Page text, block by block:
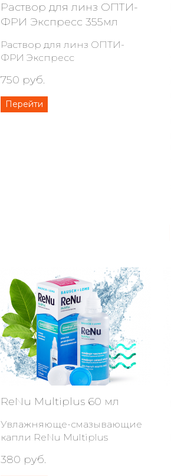
Раствор для линз ОПТИ-
ФРИ Экспресс 355мл
Раствор для линз ОПТИ-
ФРИ Экспресс
750 руб.
Перейти
ReNu Multiplus 60 мл
Увлажняюще-смазывающие
капли ReNu Multiplus
380 руб.